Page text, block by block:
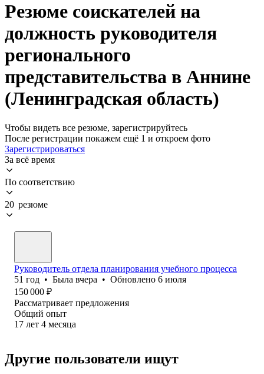
Резюме соискателей на
должность руководителя
регионального
представительства в Аннине
(Ленинградская область)
Чтобы видеть все резюме, зарегистрируйтесь
После регистрации покажем ещё 1 и откроем фото
Зарегистрироваться
За всё время
По соответствию
20 резюме
Руководитель отдела планирования учебного процесса
51 год • Была вчера • Обновлено 6 июля
150 000 ₽
Рассматривает предложения
Общий опыт
17 лет 4 месяца
Другие пользователи ищут